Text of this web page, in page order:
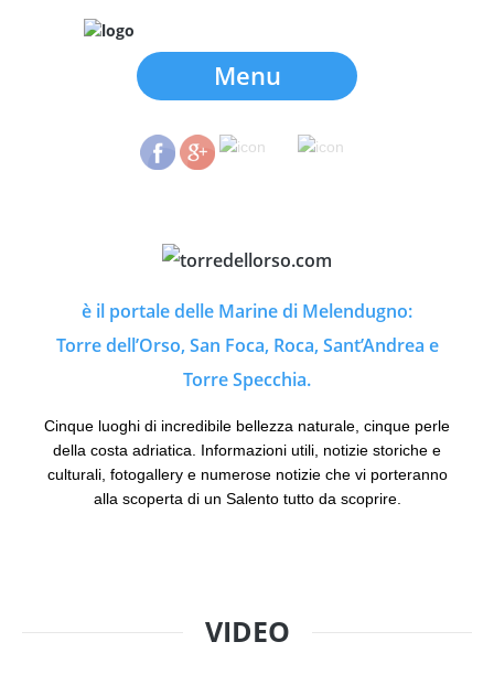
Menu
è il portale delle Marine di Melendugno:
Torre dell’Orso, San Foca, Roca, Sant’Andrea e
Torre Specchia.
Cinque luoghi di incredibile bellezza naturale, cinque perle
della costa adriatica. Informazioni utili, notizie storiche e
culturali, fotogallery e numerose notizie che vi porteranno
alla scoperta di un Salento tutto da scoprire.
VIDEO